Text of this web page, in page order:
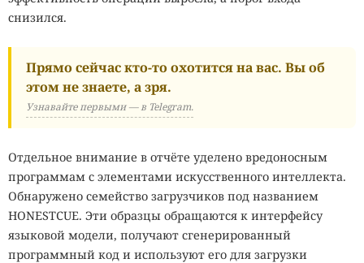
снизился.
Прямо сейчас кто-то охотится на вас. Вы об
этом не знаете, а зря.
Узнавайте первыми — в Telegram.
Отдельное внимание в отчёте уделено вредоносным
программам с элементами искусственного интеллекта.
Обнаружено семейство загрузчиков под названием
HONESTCUE. Эти образцы обращаются к интерфейсу
языковой модели, получают сгенерированный
программный код и используют его для загрузки